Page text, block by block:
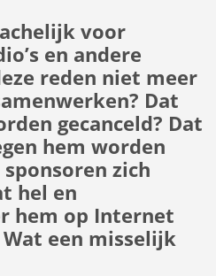
voor
en andere
reden niet meer
Dat
gecanceld? Dat
hem worden
zich
hel en
hem op Internet
een misselijk